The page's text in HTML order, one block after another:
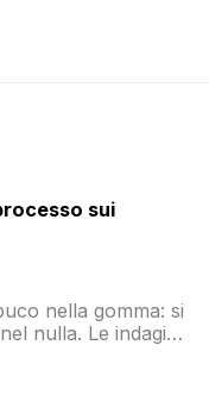
sui
nella gomma: si
nulla. Le indagini
un contributo di
noto per essere